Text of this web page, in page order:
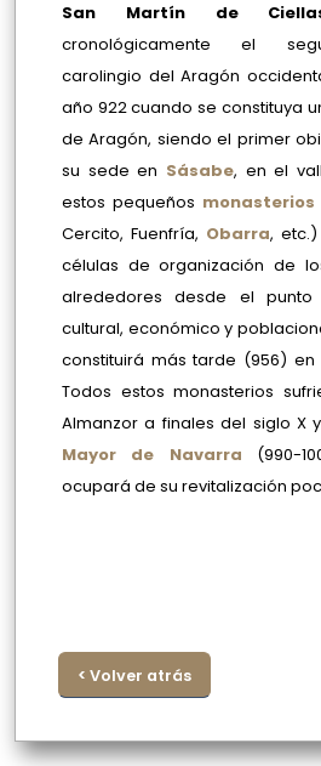
San Martín de
cronológicamente el
carolingio del Aragón
año 922 cuando se constituya
de Aragón, siendo el primer
su sede en Sásabe, en el
estos pequeños monasterios
Cercito, Fuenfría, Obarra,
células de organización de
alrededores desde el
cultural, económico y
constituirá más tarde (956) en
Todos estos monasterios
Almanzor a finales del siglo X
Mayor de Navarra (990-
ocupará de su revitalización
< Volver atrás